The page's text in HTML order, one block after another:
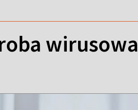
wirusowa